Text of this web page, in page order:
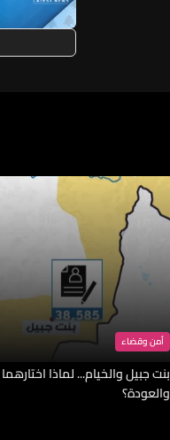
أمن وقضاء
بنت جبيل والخيام... لماذا اختارهما
والعودة؟